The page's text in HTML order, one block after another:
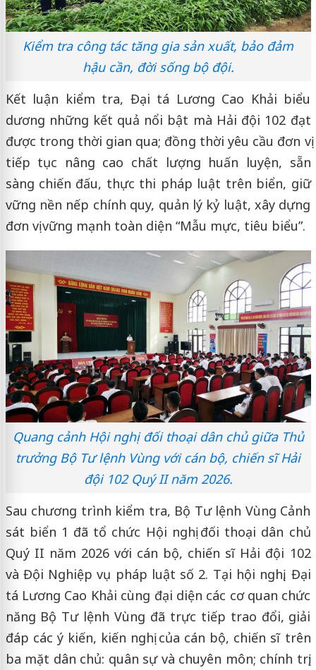
Kiểm tra công tác tăng gia sản xuất, bảo đảm
hậu cần, đời sống bộ đội.
Kết luận kiểm tra, Đại tá Lương Cao Khải biểu
dương những kết quả nổi bật mà Hải đội 102 đạt
được trong thời gian qua; đồng thời yêu cầu đơn vị
tiếp tục nâng cao chất lượng huấn luyện, sẵn
sàng chiến đấu, thực thi pháp luật trên biển, giữ
vững nền nếp chính quy, quản lý kỷ luật, xây dựng
đơn vị vững mạnh toàn diện “Mẫu mực, tiêu biểu”.
Quang cảnh Hội nghị đối thoại dân chủ giữa Thủ
trưởng Bộ Tư lệnh Vùng với cán bộ, chiến sĩ Hải
đội 102 Quý II năm 2026.
Sau chương trình kiểm tra, Bộ Tư lệnh Vùng Cảnh
sát biển 1 đã tổ chức Hội nghị đối thoại dân chủ
Quý II năm 2026 với cán bộ, chiến sĩ Hải đội 102
và Đội Nghiệp vụ pháp luật số 2. Tại hội nghị, Đại
tá Lương Cao Khải cùng đại diện các cơ quan chức
năng Bộ Tư lệnh Vùng đã trực tiếp trao đổi, giải
đáp các ý kiến, kiến nghị của cán bộ, chiến sĩ trên
ba mặt dân chủ: quân sự và chuyên môn; chính trị;